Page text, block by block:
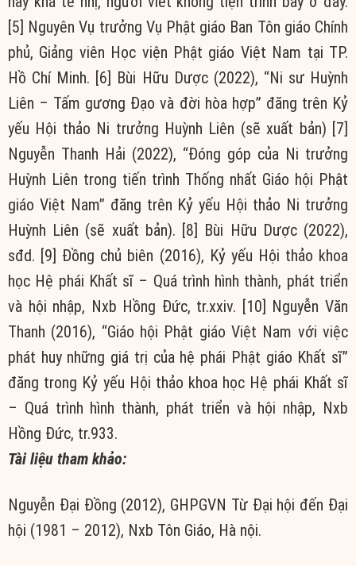
[5] Nguyên Vụ trưởng Vụ Phật giáo Ban Tôn giáo Chính
phủ, Giảng viên Học viện Phật giáo Việt Nam tại TP.
Hồ Chí Minh. [6] Bùi Hữu Dược (2022), “Ni sư Huỳnh
Liên – Tấm gương Đạo và đời hòa hợp” đăng trên Kỷ
yếu Hội thảo Ni trưởng Huỳnh Liên (sẽ xuất bản) [7]
Nguyễn Thanh Hải (2022), “Đóng góp của Ni trưởng
Huỳnh Liên trong tiến trình Thống nhất Giáo hội Phật
giáo Việt Nam” đăng trên Kỷ yếu Hội thảo Ni trưởng
Huỳnh Liên (sẽ xuất bản). [8] Bùi Hữu Dược (2022),
sđd. [9] Đồng chủ biên (2016), Kỷ yếu Hội thảo khoa
học Hệ phái Khất sĩ – Quá trình hình thành, phát triển
và hội nhập, Nxb Hồng Đức, tr.xxiv. [10] Nguyễn Văn
Thanh (2016), “Giáo hội Phật giáo Việt Nam với việc
phát huy những giá trị của hệ phái Phật giáo Khất sĩ”
đăng trong Kỷ yếu Hội thảo khoa học Hệ phái Khất sĩ
– Quá trình hình thành, phát triển và hội nhập, Nxb
Hồng Đức, tr.933.
Tài liệu tham khảo:
Nguyễn Đại Đồng (2012), GHPGVN Từ Đại hội đến Đại
hội (1981 – 2012), Nxb Tôn Giáo, Hà nội.